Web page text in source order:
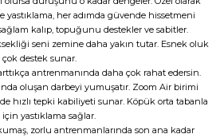
yastıklama, her adımda güvende hissetmeni
kalıp, topuğunu destekler ve sabitler.
seni zemine daha yakın tutar. Esnek oluk
destek sunar.
antrenmanında daha çok rahat edersin.
oluşan darbeyi yumuşatır. Zoom Air birimi
hızlı tepki kabiliyeti sunar. Köpük orta tabanla
yastıklama sağlar.
zorlu antrenmanlarında son ana kadar